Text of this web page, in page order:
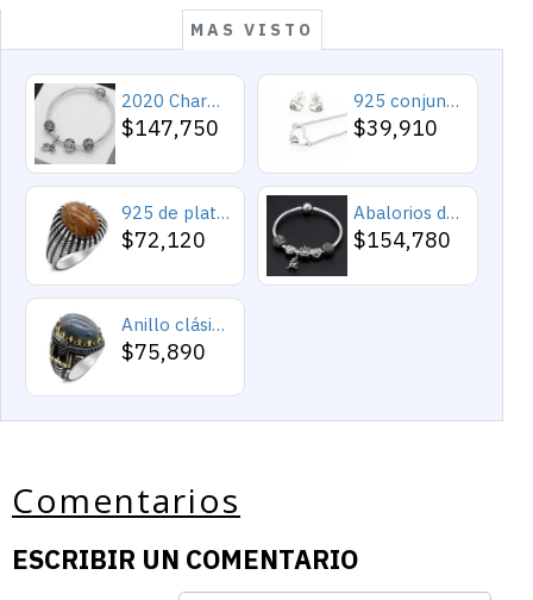
MAS VISTO
2020 Charms y cuentas de corazón, pulseras románticas de Cupido de circón rosa, joyería DIY, corazones en toda la prenda
$147,750
925 conjuntos de joyas de plata para 2019 conjunto de collares de corazón de amor para mujer regalo de joyería de boda
$39,910
925 de plata esterlina Simple personalidad Natural de ágata loco de piedra de los hombres y las mujeres anillos de tendencia Retro turco de los hombres anillos de boda
$72,120
Abalorios de plata esterlina 925 pura, abalorios de animales, elefante, hipopótamo, corazones, pulsera artesanal
$154,780
Anillo clásico de plata 925 para hombre con castillo de labradorita Natural, anillo de compromiso Retro Punk auspicioso de Turquía Constantinople
$75,890
Comentarios
ESCRIBIR UN COMENTARIO